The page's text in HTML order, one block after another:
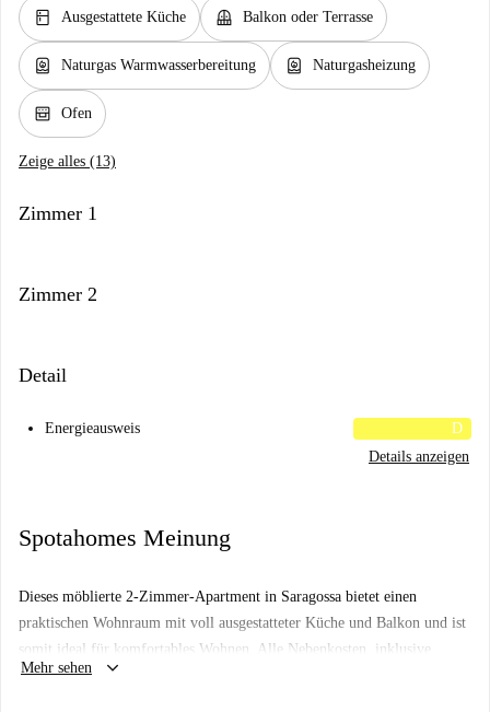
kitchen Ausgestattete Küche balcony Balkon oder Terrasse
water_heater Naturgas Warmwasserbereitung water_heater Naturgasheizung
oven_gen Ofen
Zeige alles (13)
Zimmer 1
Zimmer 2
Detail
Energieausweis
D
Details anzeigen
Spotahomes Meinung
Dieses möblierte 2-Zimmer-Apartment in Saragossa bietet einen
praktischen Wohnraum mit voll ausgestatteter Küche und Balkon und ist
somit ideal für komfortables Wohnen. Alle Nebenkosten, inklusive
Strom, Wasser, Gas und WLAN, sind in der Miete enthalten und bieten
Mehr sehen keyboard_arrow_down